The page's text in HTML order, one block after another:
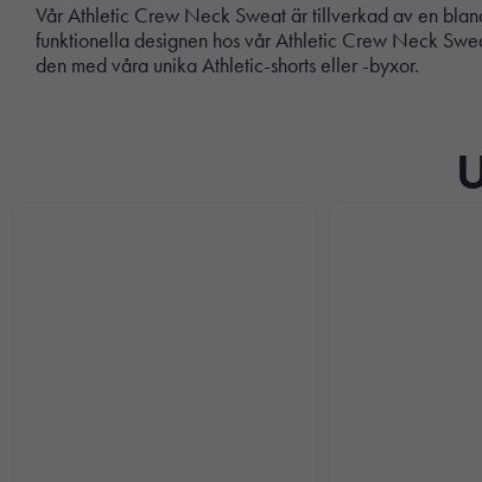
Vår Athletic Crew Neck Sweat är tillverkad av en
funktionella designen hos vår Athletic Crew Neck
den med våra unika Athletic-shorts eller -byxor.